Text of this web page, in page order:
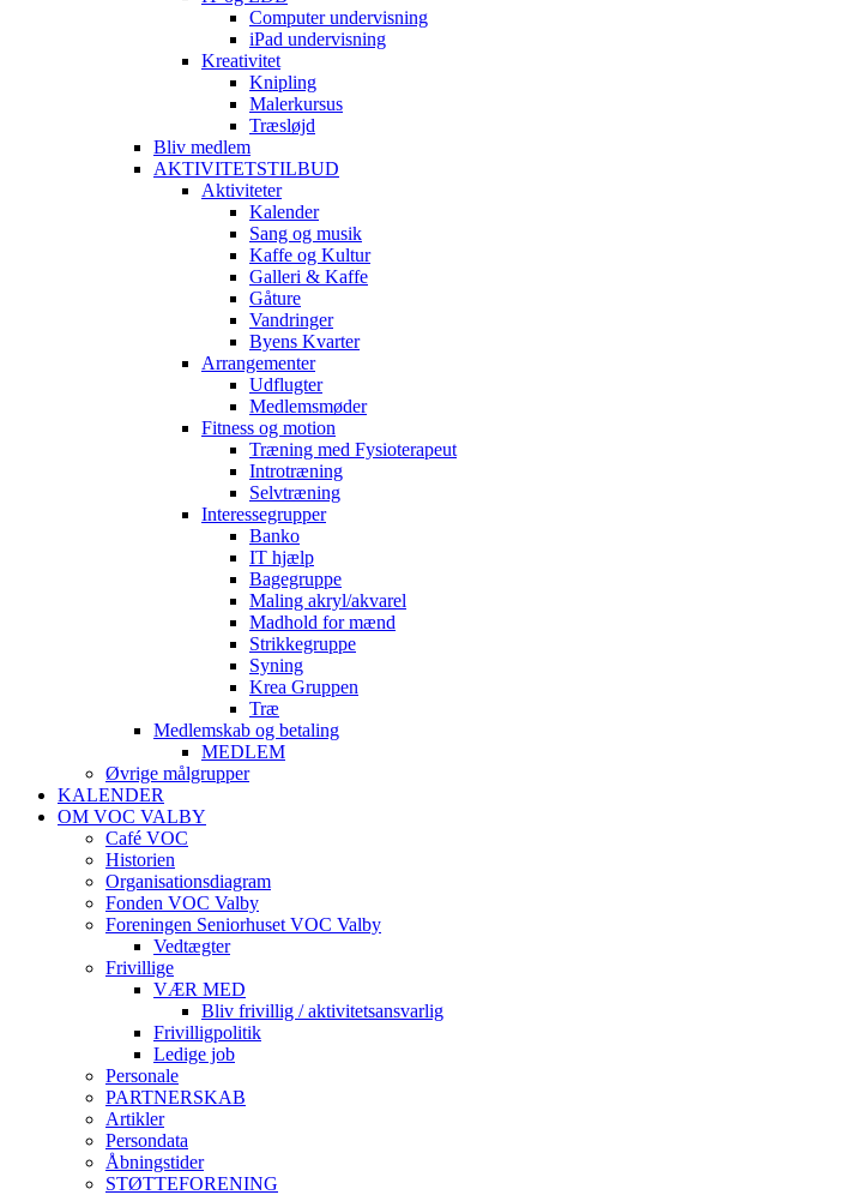
Computer undervisning
iPad undervisning
Kreativitet
Knipling
Malerkursus
Træsløjd
Bliv medlem
AKTIVITETSTILBUD
Aktiviteter
Kalender
Sang og musik
Kaffe og Kultur
Galleri & Kaffe
Gåture
Vandringer
Byens Kvarter
Arrangementer
Udflugter
Medlemsmøder
Fitness og motion
Træning med Fysioterapeut
Introtræning
Selvtræning
Interessegrupper
Banko
IT hjælp
Bagegruppe
Maling akryl/akvarel
Madhold for mænd
Strikkegruppe
Syning
Krea Gruppen
Træ
Medlemskab og betaling
MEDLEM
Øvrige målgrupper
KALENDER
OM VOC VALBY
Café VOC
Historien
Organisationsdiagram
Fonden VOC Valby
Foreningen Seniorhuset VOC Valby
Vedtægter
Frivillige
VÆR MED
Bliv frivillig / aktivitetsansvarlig
Frivilligpolitik
Ledige job
Personale
PARTNERSKAB
Artikler
Persondata
Åbningstider
STØTTEFORENING